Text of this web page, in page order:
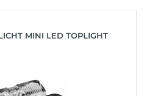
MINI LED TOPLIGHT